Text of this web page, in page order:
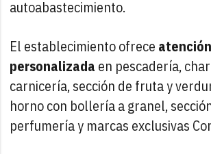
autoabastecimiento.
El establecimiento ofrece atención
personalizada en pescadería,
carnicería, sección de fruta y
horno con bollería a granel,
perfumería y marcas exclusivas